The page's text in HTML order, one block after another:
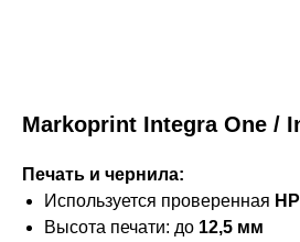
Markoprint Integra One /
Печать и чернила:
Используется проверенная
Высота печати: до 12,5 мм